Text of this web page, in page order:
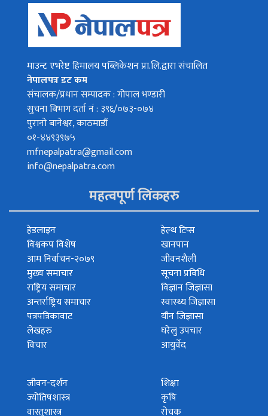
माउन्ट एभरेष्ट हिमालय पब्लिकेशन प्रा.लि.द्वारा संचालित
नेपालपत्र डट कम
संचालक/प्रधान सम्पादक : गोपाल भण्डारी
सुचना बिभाग दर्ता नं : ३९६/०७३-०७४
पुरानो बानेश्वर, काठमाडौं
०१-४४९३९७५
mfnepalpatra@gmail.com
info@nepalpatra.com
महत्वपूर्ण लिंकहरु
हेडलाइन
विश्वकप विशेष
आम निर्वाचन-२०७९
मुख्य समाचार
राष्ट्रिय समाचार
अन्तर्राष्ट्रिय समाचार
पत्रपत्रिकावाट
लेखहरु
विचार
हेल्थ टिप्स
खानपान
जीवनशैली
सूचना प्रविधि
विज्ञान जिज्ञासा
स्वास्थ्य जिज्ञासा
यौन जिज्ञासा
घरेलु उपचार
आयुर्वेद
जीवन-दर्शन
ज्योतिषशास्त्र
वास्तुशास्त्र
शिक्षा
कृषि
रोचक